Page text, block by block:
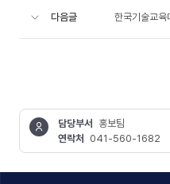
다음글 한국기술교육
담당부서
홍보팀
연락처
041-560-1682